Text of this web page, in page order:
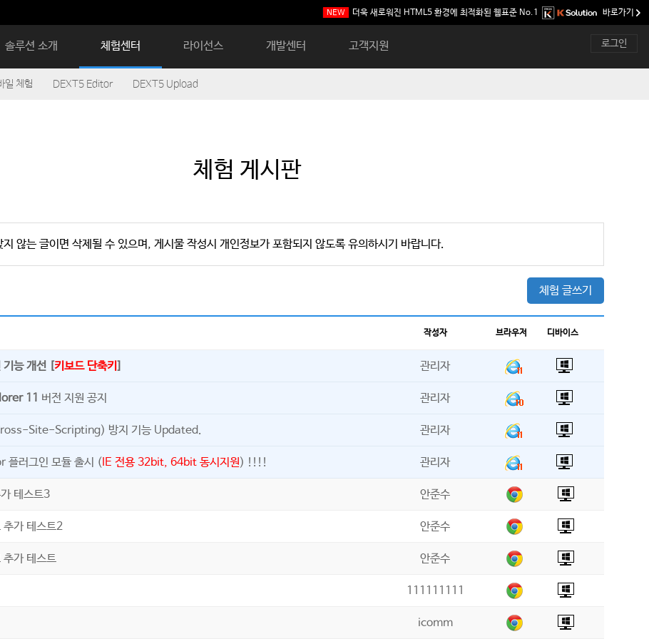
솔루션 소개 체험센터 라이선스 개발센터 고객지원 로그인
NEW 더욱 새로워진 HTML5 환경에 최적화된 웹표준 No.1 바로가기
일 체험 DEXT5 Editor DEXT5 Upload
체험 게시판
않는 글이면 삭제될 수 있으며, 게시물 작성시 개인정보가 포함되지 않도록 유의하시기 바랍니다.
체험 글쓰기
작성자 브라우저 디바이스
기능 개선 [키보드 단축키 ] 관리자
11 버전 지원 공지 관리자
Site-Scripting) 방지 기능 Updated. 관리자
플러그인 모듈 출시 ( IE 전용 32bit, 64bit 동시지원) !!!! 관리자
테스트3 안준수
추가 테스트2 안준수
가 테스트 안준수
111111111
icomm